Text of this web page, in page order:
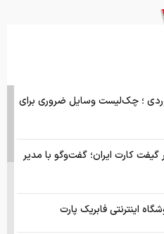
؛ چک‌لیست وسایل ضروری برای
گیفت کارت ایران؛ گفت‌وگو با مدیر
اینترنتی فابریک پارت